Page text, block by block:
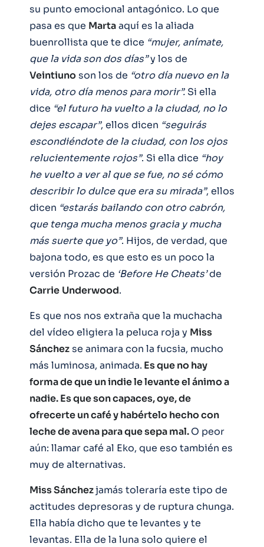
su punto emocional antagónico. Lo que
pasa es que Martaaquí es la aliada
buenrollista que te dice “mujer, anímate,
que la vida son dos días”y los de
Veintiunoson los de “otro día nuevo en la
vida, otro día menos para morir”. Si ella
dice “el futuro ha vuelto a la ciudad, no lo
dejes escapar”, ellos dicen “seguirás
escondiéndote de la ciudad, con los ojos
relucientemente rojos”. Si ella dice “hoy
he vuelto a ver al que se fue, no sé cómo
describir lo dulce que era su mirada”, ellos
dicen “estarás bailando con otro cabrón,
que tenga mucha menos gracia y mucha
más suerte que yo”. Hijos, de verdad, que
bajona todo, es que esto es un poco la
versión Prozac de ‘Before He Cheats’de
Carrie Underwood.
Es que nos nos extraña que la muchacha
del vídeo eligiera la peluca roja y Miss
Sánchezse animara con la fucsia, mucho
más luminosa, animada. Es que no hay
forma de que un indie le levante el ánimo a
nadie. Es que son capaces, oye, de
ofrecerte un café y habértelo hecho con
leche de avena para que sepa mal.O peor
aún: llamar café al Eko, que eso también es
muy de alternativas.
Miss Sánchezjamás toleraría este tipo de
actitudes depresoras y de ruptura chunga.
Ella había dicho que te levantes y te
levantas. Ella de la luna solo quiere el